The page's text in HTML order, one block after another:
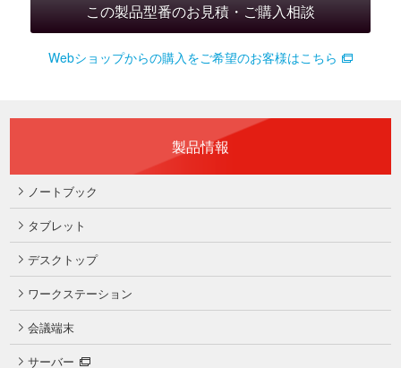
この製品型番のお見積・ご購入相談
Webショップからの購入をご希望のお客様はこちら
製品情報
ノートブック
タブレット
デスクトップ
ワークステーション
会議端末
サーバー